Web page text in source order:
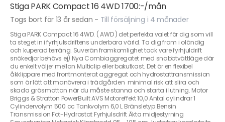
Stiga PARK Compact 16 4WD 1700:-/mån
Togs bort för 13 år sedan - Till försäljning i 4 månader
Stiga PARK Compact 16 4WD. ( AWD ) det perfekta valet för dig som vill
ta steget in i fyrhjulsdriftens underbara värld. Ta dig fram i oländig
och kuperad terräng. Suverän framkomlighet tack vare fyrhjuldrift
snökedjor behövs ej) Nya Combiaggregatet med snabbtvättläge där
du enkelt väljer mellan Multiclip eller bakutkast. Det är en flexibel
åkklippare med frontmonterat aggregat och hydrostattransmission
som är lätt att manövrera i trädgården  minimal risk att slira och
skada gräsmattan när du måste stanna och starta i lutning. Motor
Briggs & Stratton PowerBuilt AVS Motoreffekt 10,0 Antal cylindrar 1
Cylindervolym 500 cc Tankvolym 6,0 L Bränsletyp Bensin
Transmission Fot-Hydrostat Fyrhjulsdrift Äkta midjestyrning